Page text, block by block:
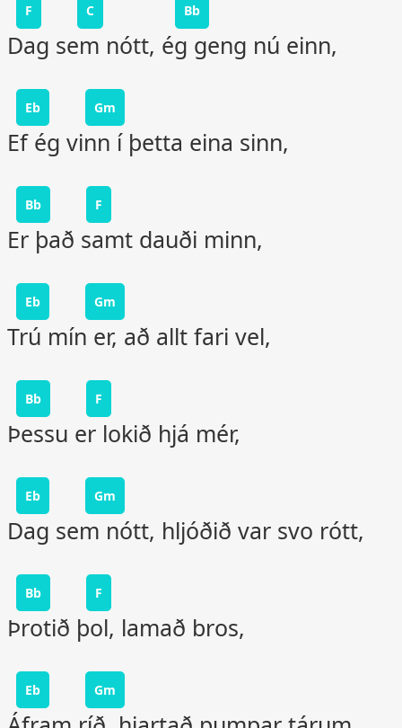
F C Bb
Dag sem nótt, ég geng nú einn,
Eb Gm
Ef ég vinn í þetta eina sinn,
Bb F
Er það samt dauði minn,
Eb Gm
Trú mín er, að allt fari vel,
Bb F
Þessu er lokið hjá mér,
Eb Gm
Dag sem nótt, hljóðið var svo rótt,
Bb F
Þrotið þol, lamað bros,
Eb Gm